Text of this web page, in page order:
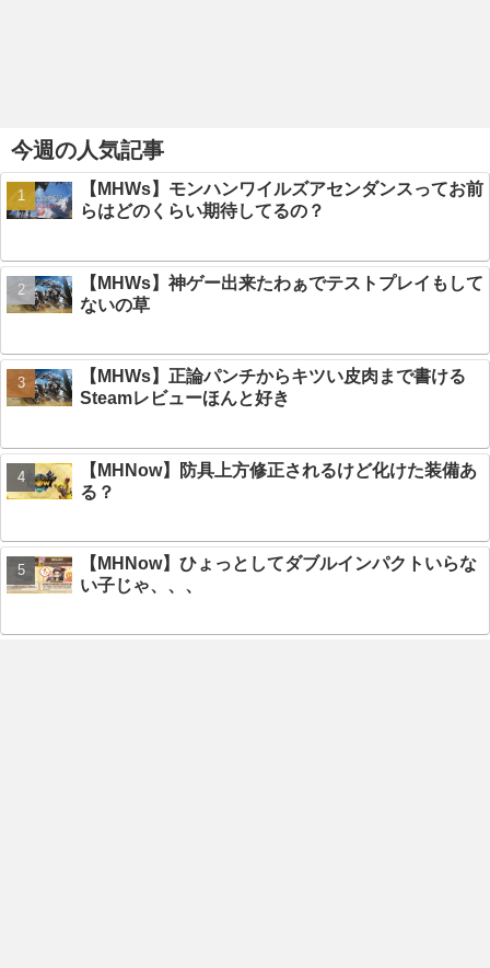
今週の人気記事
【MHWs】モンハンワイルズアセンダンスってお前
らはどのくらい期待してるの？
【MHWs】神ゲー出来たわぁでテストプレイもして
ないの草
【MHWs】正論パンチからキツい皮肉まで書ける
Steamレビューほんと好き
【MHNow】防具上方修正されるけど化けた装備あ
る？
【MHNow】ひょっとしてダブルインパクトいらな
い子じゃ、、、